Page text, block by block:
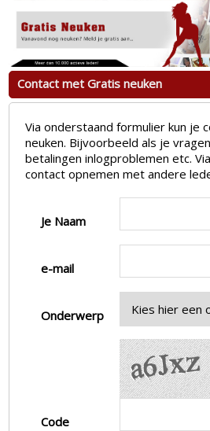
Contact met Gratis neuken
Via onderstaand formulier kun je
neuken. Bijvoorbeeld als je
betalingen inlogproblemen etc.
contact opnemen met andere
Je Naam
e-mail
Onderwerp
Code